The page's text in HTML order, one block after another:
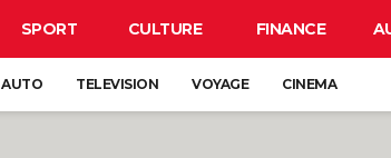
SPORT CULTURE FINANCE
AUTO TELEVISION VOYAGE CINEMA